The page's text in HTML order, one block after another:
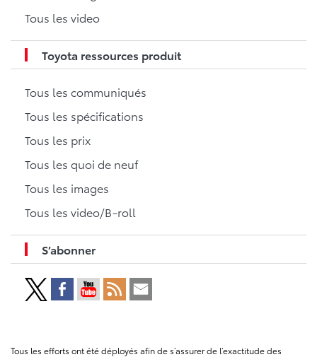
Tous les video
Toyota ressources produit
Tous les communiqués
Tous les spécifications
Tous les prix
Tous les quoi de neuf
Tous les images
Tous les video/B-roll
S’abonner
Tous les efforts ont été déployés afin de s’assurer de l’exactitude des